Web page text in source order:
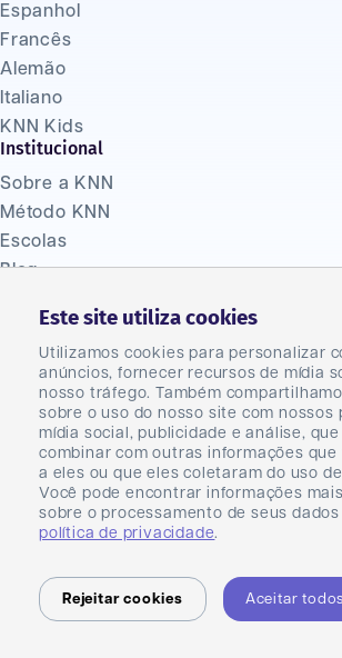
Este site utiliza cookies
Utilizamos cookies para personalizar
anúncios, fornecer recursos de mídia
nosso tráfego. Também
sobre o uso do nosso site com nossos
mídia social, publicidade e análise,
combinar com outras informações que
a eles ou que eles coletaram do uso
Você pode encontrar informações
sobre o processamento de seus dados
política de privacidade.
Rejeitar cookies Aceitar
Espanhol
Francês
Alemão
Italiano
KNN Kids
Institucional
Sobre a KNN
Método KNN
Escolas
Blog
Termos de uso
Ouvidoria
(47) 2033 1310
Fale Conosco
Seja um franqueado
Seja um parceiro
Master
Carreiras